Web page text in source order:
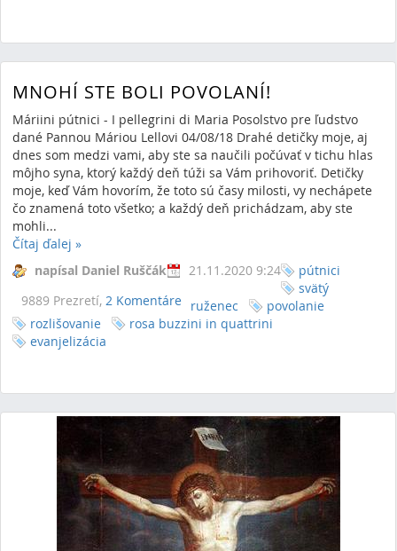
MNOHÍ STE BOLI POVOLANÍ!
Máriini pútnici - I pellegrini di Maria Posolstvo pre ľudstvo
dané Pannou Máriou Lellovi 04/08/18 Drahé detičky moje, aj
dnes som medzi vami, aby ste sa naučili počúvať v tichu hlas
môjho syna, ktorý každý deň túži sa Vám prihovoriť. Detičky
moje, keď Vám hovorím, že toto sú časy milosti, vy nechápete
čo znamená toto všetko; a každý deň prichádzam, aby ste
mohli...
Čítaj ďalej »
napísal Daniel Ruščák
21.11.2020 9:24
9889 Prezretí, 2 Komentáre
pútnici
svätý
ruženec
povolanie
rozlišovanie
rosa buzzini in quattrini
evanjelizácia